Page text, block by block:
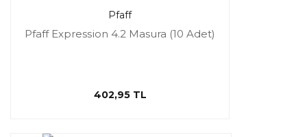
Pfaff
Pfaff Expression 4.2 Masura (10 Adet)
402,95 TL